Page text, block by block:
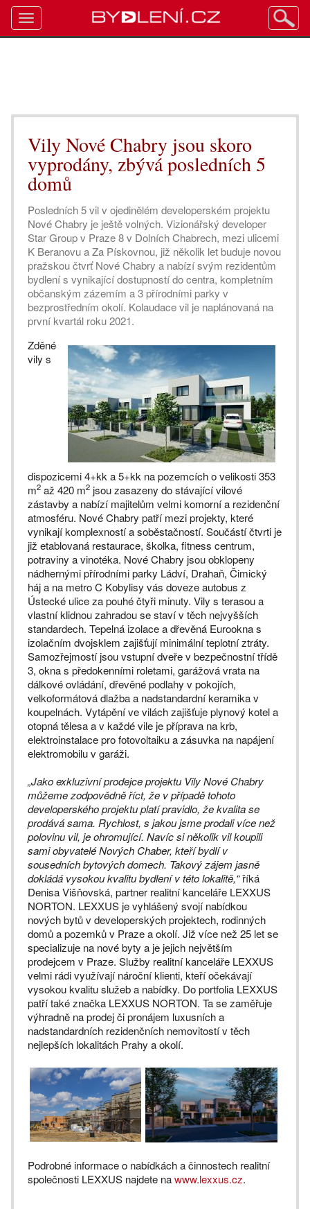
Vily Nové Chabry jsou skoro
vyprodány, zbývá posledních 5
domů
Posledních 5 vil v ojedinělém developerském projektu
Nové Chabry je ještě volných. Vizionářský developer
Star Group v Praze 8 v Dolních Chabrech, mezi ulicemi
K Beranovu a Za Pískovnou, již několik let buduje novou
pražskou čtvrť Nové Chabry a nabízí svým rezidentům
bydlení s vynikající dostupností do centra, kompletním
občanským zázemím a 3 přírodními parky v
bezprostředním okolí. Kolaudace vil je naplánovaná na
první kvartál roku 2021.
Zděné
vily s
dispozicemi 4+kk a 5+kk na pozemcích o velikosti 353
m2 až 420 m2 jsou zasazeny do stávající vilové
zástavby a nabízí majitelům velmi komorní a rezidenční
atmosféru. Nové Chabry patří mezi projekty, které
vynikají komplexností a soběstačností. Součástí čtvrti je
již etablovaná restaurace, školka, fitness centrum,
potraviny a vinotéka. Nové Chabry jsou obklopeny
nádhernými přírodními parky Ládví, Drahaň, Čimický
háj a na metro C Kobylisy vás doveze autobus z
Ústecké ulice za pouhé čtyři minuty. Vily s terasou a
vlastní klidnou zahradou se staví v těch nejvyšších
standardech. Tepelná izolace a dřevěná Eurookna s
izolačním dvojsklem zajišťují minimální teplotní ztráty.
Samozřejmostí jsou vstupní dveře v bezpečnostní třídě
3, okna s předokenními roletami, garážová vrata na
dálkové ovládání, dřevěné podlahy v pokojích,
velkoformátová dlažba a nadstandardní keramika v
koupelnách. Vytápění ve vilách zajišťuje plynový kotel a
otopná tělesa a v každé vile je příprava na krb,
elektroinstalace pro fotovoltaiku a zásuvka na napájení
elektromobilu v garáži.
„Jako exkluzivní prodejce projektu Vily Nové Chabry
můžeme zodpovědně říct, že v případě tohoto
developerského projektu platí pravidlo, že kvalita se
prodává sama. Rychlost, s jakou jsme prodali více než
polovinu vil, je ohromující. Navíc si několik vil koupili
sami obyvatelé Nových Chaber, kteří bydlí v
sousedních bytových domech. Takový zájem jasně
dokládá vysokou kvalitu bydlení v této lokalitě,“říká
Denisa Višňovská, partner realitní kanceláře LEXXUS
NORTON. LEXXUS je vyhlášený svojí nabídkou
nových bytů v developerských projektech, rodinných
domů a pozemků v Praze a okolí. Již více než 25 let se
specializuje na nové byty a je jejich největším
prodejcem v Praze. Služby realitní kanceláře LEXXUS
velmi rádi využívají nároční klienti, kteří očekávají
vysokou kvalitu služeb a nabídky. Do portfolia LEXXUS
patří také značka LEXXUS NORTON. Ta se zaměřuje
výhradně na prodej či pronájem luxusních a
nadstandardních rezidenčních nemovitostí v těch
nejlepších lokalitách Prahy a okolí.
Podrobné informace o nabídkách a činnostech realitní
společnosti LEXXUS najdete nawww.lexxus.cz.
Toggle
navigation